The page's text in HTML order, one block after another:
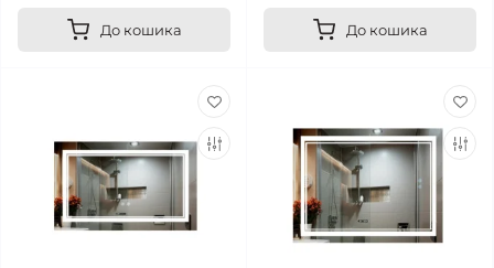
До кошика До кошика